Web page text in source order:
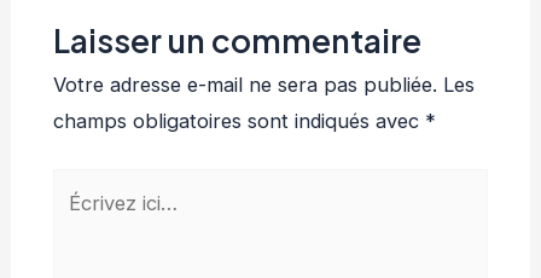
Laisser un commentaire
Votre adresse e-mail ne sera pas publiée. Les
champs obligatoires sont indiqués avec *
Écrivez